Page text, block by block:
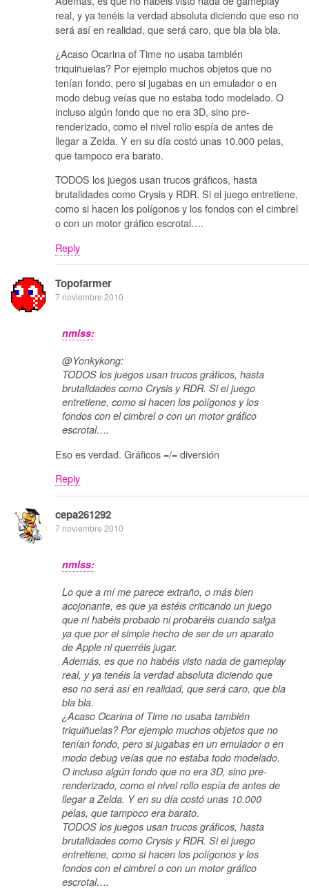
real, y ya tenéis la verdad absoluta diciendo que eso no
será así en realidad, que será caro, que bla bla bla.
¿Acaso Ocarina of Time no usaba también
triquiñuelas? Por ejemplo muchos objetos que no
tenían fondo, pero si jugabas en un emulador o en
modo debug veías que no estaba todo modelado. O
incluso algún fondo que no era 3D, sino pre-
renderizado, como el nivel rollo espía de antes de
llegar a Zelda. Y en su día costó unas 10.000 pelas,
que tampoco era barato.
TODOS los juegos usan trucos gráficos, hasta
brutalidades como Crysis y RDR. Si el juego entretiene,
como si hacen los polígonos y los fondos con el cimbrel
o con un motor gráfico escrotal….
Reply
Topofarmer
7 noviembre 2010
nmlss:
@Yonkykong:
TODOS los juegos usan trucos gráficos, hasta
brutalidades como Crysis y RDR. Si el juego
entretiene, como si hacen los polígonos y los
fondos con el cimbrel o con un motor gráfico
escrotal….
Eso es verdad. Gráficos =/= diversión
Reply
cepa261292
7 noviembre 2010
nmlss:
Lo que a mí me parece extraño, o más bien
acojonante, es que ya estéis criticando un juego
que ni habéis probado ni probaréis cuando salga
ya que por el simple hecho de ser de un aparato
de Apple ni querréis jugar.
Además, es que no habéis visto nada de gameplay
real, y ya tenéis la verdad absoluta diciendo que
eso no será así en realidad, que será caro, que bla
bla bla.
¿Acaso Ocarina of Time no usaba también
triquiñuelas? Por ejemplo muchos objetos que no
tenían fondo, pero si jugabas en un emulador o en
modo debug veías que no estaba todo modelado.
O incluso algún fondo que no era 3D, sino pre-
renderizado, como el nivel rollo espía de antes de
llegar a Zelda. Y en su día costó unas 10.000
pelas, que tampoco era barato.
TODOS los juegos usan trucos gráficos, hasta
brutalidades como Crysis y RDR. Si el juego
entretiene, como si hacen los polígonos y los
fondos con el cimbrel o con un motor gráfico
escrotal….